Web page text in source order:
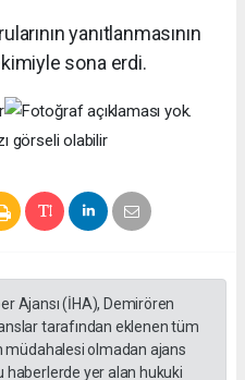
yanıtlanmasının
sona erdi.
Ajansı (İHA), Demirören
tarafından eklenen tüm
müdahalesi olmadan ajans
haberlerde yer alan hukuki